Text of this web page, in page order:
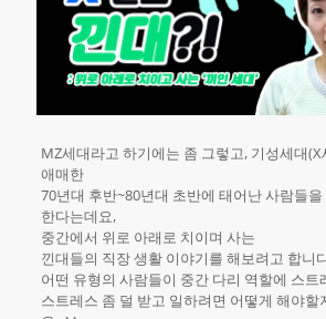
MZ세대라고 하기에는 좀 그렇고, 기성세대
애매한
70년대 후반~80년대 초반에 태어난 사람들을
한다는데요,
중간에서 위로 아래로 치이며 사는
낀대들의 직장 생활 이야기를 해보려고 합니
어떤 유형의 사람들이 중간 다리 역할에 스트
스트레스 좀 덜 받고 일하려면 어떻게 해야할